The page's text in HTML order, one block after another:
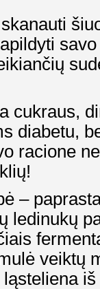
cukraus,
diabetu,
racione
–
ledinukų
veiktų